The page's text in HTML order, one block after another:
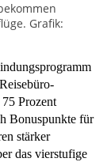
Grafik:
Prozent
Bonuspunkte für
stärker
das vierstufige